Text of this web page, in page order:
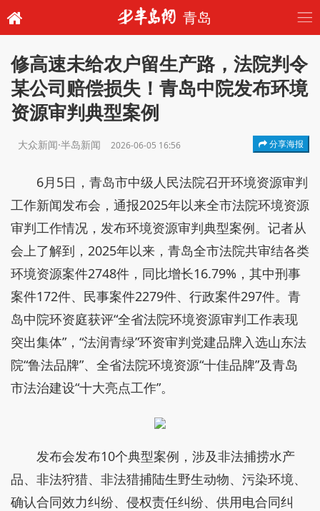
青岛
修高速未给农户留生产路，法院判令
某公司赔偿损失！青岛中院发布环境
资源审判典型案例
大众新闻·半岛新闻 2026-06-05 16:56 分享海报
6月5日，青岛市中级人民法院召开环境资源审判
工作新闻发布会，通报2025年以来全市法院环境资源
审判工作情况，发布环境资源审判典型案例。记者从
会上了解到，2025年以来，青岛全市法院共审结各类
环境资源案件2748件，同比增长16.79%，其中刑事
案件172件、民事案件2279件、行政案件297件。青
岛中院环资庭获评“全省法院环境资源审判工作表现
突出集体”，“法润青绿”环资审判党建品牌入选山东法
院“鲁法品牌”、全省法院环境资源“十佳品牌”及青岛
市法治建设“十大亮点工作”。
发布会发布10个典型案例，涉及非法捕捞水产
品、非法狩猎、非法猎捕陆生野生动物、污染环境、
确认合同效力纠纷、侵权责任纠纷、供用电合同纠